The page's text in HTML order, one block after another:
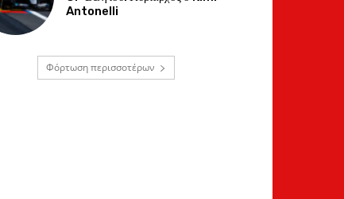
Antonelli
Φόρτωση περισσοτέρων